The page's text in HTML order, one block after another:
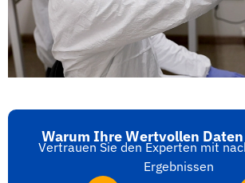
Warum Ihre Wertvollen
Vertrauen Sie den Experten mit
Ergebnissen